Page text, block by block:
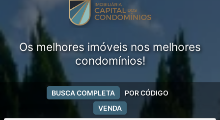
Os melhores imóveis nos melhores
condomínios!
VENDA
BUSCA COMPLETA POR CÓDIGO